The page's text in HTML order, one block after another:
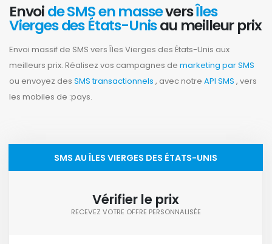
Envoide SMS en masseversÎles
Vierges des États-Unisau meilleur prix
Envoi massif de SMS vers Îles Vierges des États-Unis aux
meilleurs prix. Réalisez vos campagnes de marketing par SMS
ou envoyez des SMS transactionnels , avec notre API SMS , vers
les mobiles de :pays.
SMS AU ÎLES VIERGES DES ÉTATS-UNIS
Vérifier le prix
RECEVEZ VOTRE OFFRE PERSONNALISÉE